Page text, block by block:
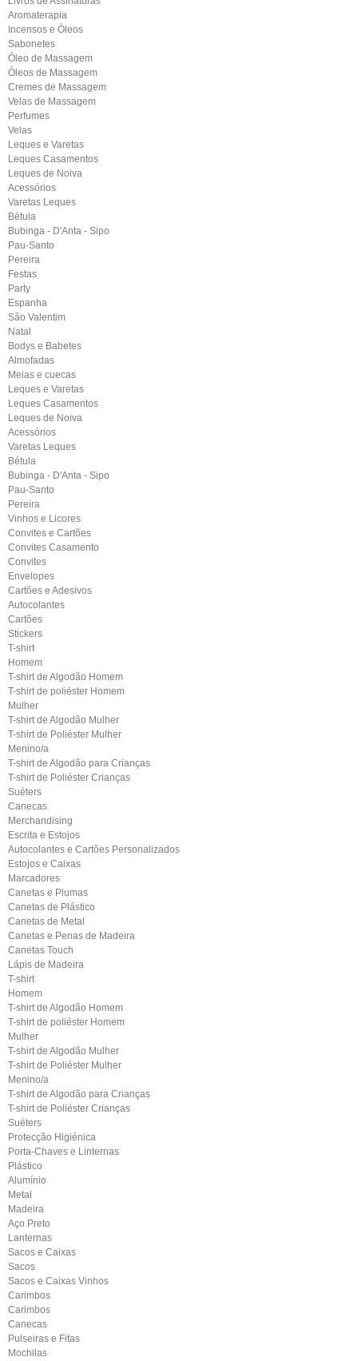
Aromaterapia
Incensos e Óleos
Sabonetes
Óleo de Massagem
Óleos de Massagem
Cremes de Massagem
Velas de Massagem
Perfumes
Velas
Leques e Varetas
Leques Casamentos
Leques de Noiva
Acessórios
Varetas Leques
Bétula
Bubinga - D'Anta - Sipo
Pau-Santo
Pereira
Festas
Party
Espanha
São Valentim
Natal
Bodys e Babetes
Almofadas
Meias e cuecas
Leques e Varetas
Leques Casamentos
Leques de Noiva
Acessórios
Varetas Leques
Bétula
Bubinga - D'Anta - Sipo
Pau-Santo
Pereira
Vinhos e Licores
Convites e Cartões
Convites Casamento
Convites
Envelopes
Cartões e Adesivos
Autocolantes
Cartões
Stickers
T-shirt
Homem
T-shirt de Algodão Homem
T-shirt de poliéster Homem
Mulher
T-shirt de Algodão Mulher
T-shirt de Poliéster Mulher
Menino/a
T-shirt de Algodão para Crianças
T-shirt de Poliéster Crianças
Suéters
Canecas
Merchandising
Escrita e Estojos
Autocolantes e Cartões Personalizados
Estojos e Caixas
Marcadores
Canetas e Plumas
Canetas de Plástico
Canetas de Metal
Canetas e Penas de Madeira
Canetas Touch
Lápis de Madeira
T-shirt
Homem
T-shirt de Algodão Homem
T-shirt de poliéster Homem
Mulher
T-shirt de Algodão Mulher
T-shirt de Poliéster Mulher
Menino/a
T-shirt de Algodão para Crianças
T-shirt de Poliéster Crianças
Suéters
Protecção Higiénica
Porta-Chaves e Linternas
Plástico
Alumínio
Metal
Madeira
Aço Preto
Lanternas
Sacos e Caixas
Sacos
Sacos e Caixas Vinhos
Carimbos
Carimbos
Canecas
Pulseiras e Fitas
Mochilas